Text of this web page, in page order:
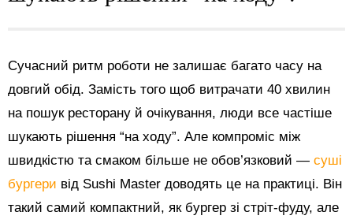
Сучасний ритм роботи не залишає багато часу на
довгий обід. Замість того щоб витрачати 40 хвилин
на пошук ресторану й очікування, люди все частіше
шукають рішення “на ходу”. Але компроміс між
швидкістю та смаком більше не обов’язковий — суші
бургери від Sushi Master доводять це на практиці. Він
такий самий компактний, як бургер зі стріт-фуду, але